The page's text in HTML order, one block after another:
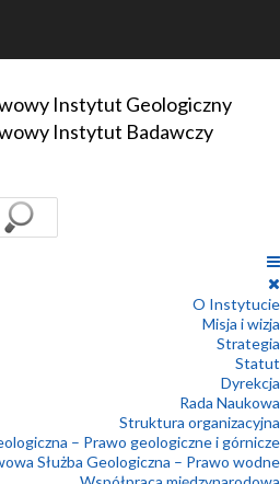
Instytut Geologiczny
Instytut Badawczy
O Instytucie
Misja i wizja
Strategia
Statut
Dyrekcja
Rada Naukowa
Struktura organizacyjna
– Prawo geologiczne i górnicze
Służba Geologiczna – Prawo wodne